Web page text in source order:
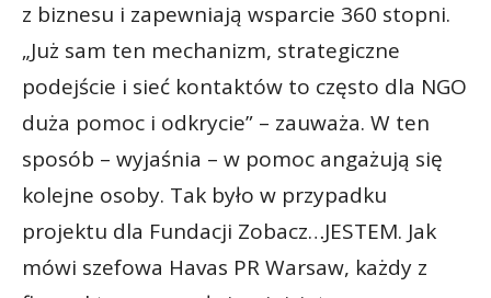
z biznesu i zapewniają wsparcie 360 stopni.
„Już sam ten mechanizm, strategiczne
podejście i sieć kontaktów to często dla NGO
duża pomoc i odkrycie” – zauważa. W ten
sposób – wyjaśnia – w pomoc angażują się
kolejne osoby. Tak było w przypadku
projektu dla Fundacji Zobacz…JESTEM. Jak
mówi szefowa Havas PR Warsaw, każdy z